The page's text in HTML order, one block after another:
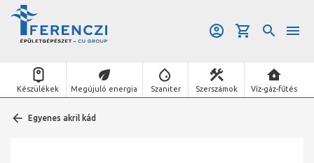
Készülékek Megújuló energia Szaniter Szerszámok Víz-gáz-fűtés
Egyenes akril kád